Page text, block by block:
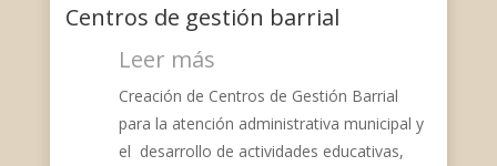
Centros de gestión barrial
Leer más
Creación de Centros de Gestión Barrial
para la atención administrativa municipal y
el desarrollo de actividades educativas,